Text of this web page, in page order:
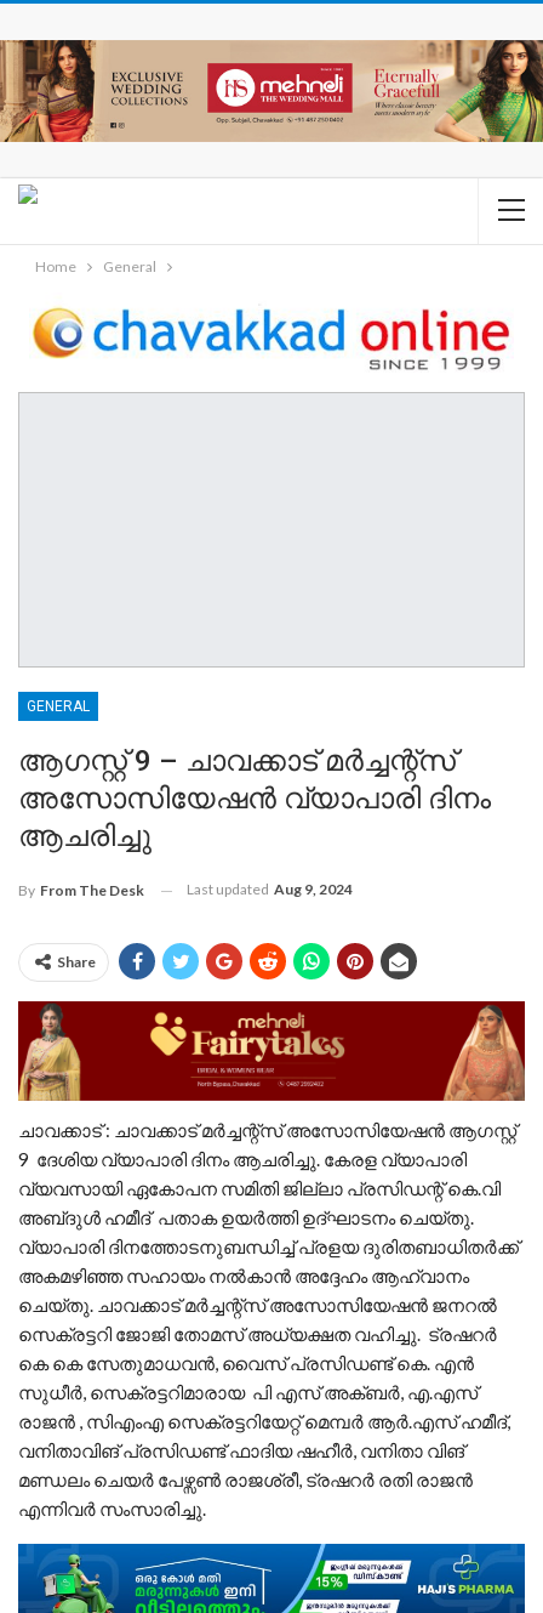
Home General
GENERAL
ആഗസ്റ്റ് 9 – ചാവക്കാട് മർച്ചന്റ്സ്
അസോസിയേഷൻ വ്യാപാരി ദിനം
ആചരിച്ചു
By From The Desk Last updated Aug 9, 2024
Share
ചാവക്കാട് : ചാവക്കാട് മർച്ചന്റ്സ് അസോസിയേഷൻ ആഗസ്റ്റ്
9 ദേശിയ വ്യാപാരി ദിനം ആചരിച്ചു. കേരള വ്യാപാരി
വ്യവസായി ഏകോപന സമിതി ജില്ലാ പ്രസിഡന്റ്‌ കെ.വി
അബ്‌ദുൾ ഹമീദ് പതാക ഉയർത്തി ഉദ്ഘാടനം ചെയ്തു.
വ്യാപാരി ദിനത്തോടനുബന്ധിച്ച് പ്രളയ ദുരിതബാധിതർക്ക്
അകമഴിഞ്ഞ സഹായം നൽകാൻ അദ്ദേഹം ആഹ്വാനം
ചെയ്തു. ചാവക്കാട് മർച്ചന്റ്സ് അസോസിയേഷൻ ജനറൽ
സെക്രട്ടറി ജോജി തോമസ് അധ്യക്ഷത വഹിച്ചു. ട്രഷറർ
കെ കെ സേതുമാധവൻ, വൈസ് പ്രസിഡണ്ട് കെ. എൻ
സുധീർ, സെക്രട്ടറിമാരായ പി എസ് അക്ബർ, എ.എസ്
രാജൻ , സിഎംഎ സെക്രട്ടറിയേറ്റ് മെമ്പർ ആർ.എസ് ഹമീദ്,
വനിതാവിങ് പ്രസിഡണ്ട് ഫാദിയ ഷഹീർ, വനിതാ വിങ്
മണ്ഡലം ചെയർ പേഴ്സൺ രാജശ്രീ, ട്രഷറർ രതി രാജൻ
എന്നിവർ സംസാരിച്ചു.